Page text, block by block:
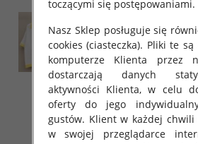
toczącymi się postępowaniami.
Nasz Sklep posługuje się
cookies (ciasteczka). Pliki te
komputerze Klienta przez
dostarczają danych
aktywności Klienta, w celu
oferty do jego
gustów. Klient w każdej chwili
w swojej przeglądarce